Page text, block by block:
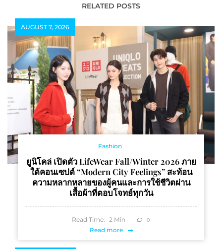
-ความเรียบหรู
เหนือกาลเวลา ตอบโจทย์
ไลฟ์สไตล์ที่มีระดับ
Music Mania 30 มิ.ย.นี้
RELATED POSTS
AUGUST 7, 2026
Fashion
ยูนิโคล่ เปิดตัว LifeWear Fall/Winter 2026 ภาย
ใต้คอนเซปต์ “Modern City Feelings” สะท้อน
ความหลากหลายของผู้คนและการใช้ชีวิตผ่าน
เสื้อผ้าที่ตอบโจทย์ทุกวัน
Read Time: 2 Min 0
Read more